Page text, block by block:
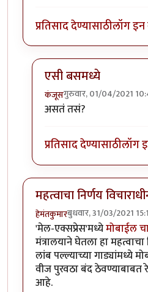
प्रतिसाद देण्यासाठीलॉग इन
एसी बसमध्ये
कंजूसगुरुवार, 01/04/2021
In reply to
असतं तसं?
प्रतिसाद देण्यासाठीलॉग
महत्वाचा निर्णय
हेमंतकुमारबुधवार, 31/03/2021
'मेल-एक्सप्रेस'मध्येमोबाईल
मंत्रालयाने घेतला हा महत्वाचा
लांब पल्ल्याच्या गाड्यांमध्ये
वीज पुरवठा बंद ठेवण्याबाबत
आहे.